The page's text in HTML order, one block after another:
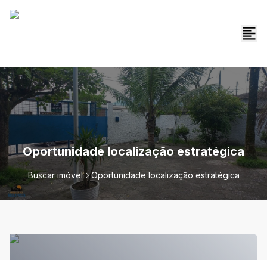
Oportunidade localização estratégica
Buscar imóvel Oportunidade localização estratégica